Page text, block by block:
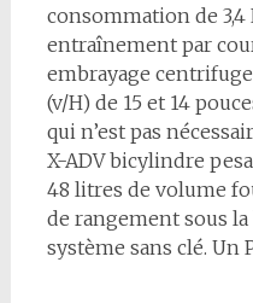
consommation de 3,4
entraînement par
embrayage
(v/H) de 15 et 14
qui n’est pas
X-ADV bicylindre
48 litres de volume
de rangement sous
système sans clé. Un